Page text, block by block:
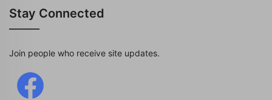
Stay Connected
Join people who receive site updates.